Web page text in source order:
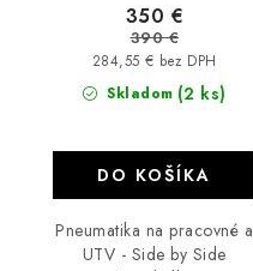
Skladom (2 ks)
284,55 € bez DPH
350 €
390 €
DO KOŠÍKA
Pneumatika na pracovné a
UTV - Side by Side